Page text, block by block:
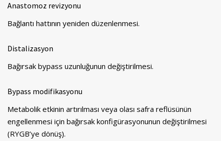
Anastomoz revizyonu
Bağlantı hattının yeniden düzenlenmesi.
Distalizasyon
Bağırsak bypass uzunluğunun değiştirilmesi.
Bypass modifikasyonu
Metabolik etkinin artırılması veya olası safra reflüsünün
engellenmesi için bağırsak konfigürasyonunun değiştirilmesi
(RYGB’ye dönüş).